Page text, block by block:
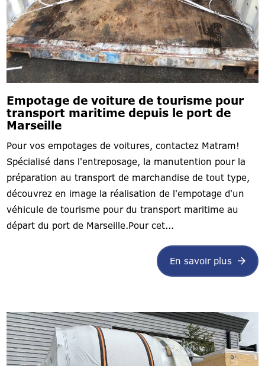
Empotage de voiture de tourisme pour
transport maritime depuis le port de
Marseille
Pour vos empotages de voitures, contactez Matram!
Spécialisé dans l'entreposage, la manutention pour la
préparation au transport de marchandise de tout type,
découvrez en image la réalisation de l'empotage d'un
véhicule de tourisme pour du transport maritime au
départ du port de Marseille.Pour cet...
En savoir plus